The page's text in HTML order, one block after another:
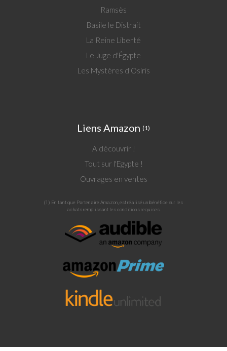
Ramsès
Basile le Distrait
La Reine Liberté
Le Juge d'Égypte
Les Mystères d'Osiris
Liens Amazon (1)
A découvrir !
Tout sur l'Egypte !
Ouvrages en ventes
(1) En tant que Partenaire Amazon, est réalisé un bénéfice sur les
achats remplissant les conditions requises.